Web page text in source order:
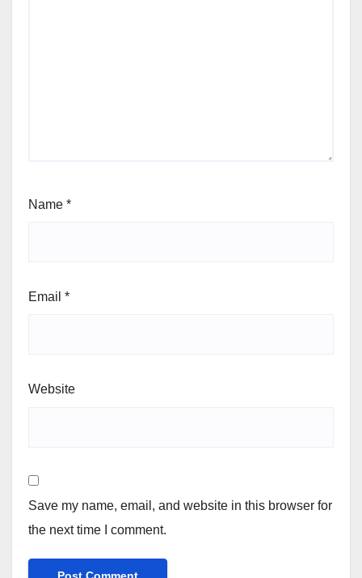
Name *
Email *
Website
Save my name, email, and website in this browser for
the next time I comment.